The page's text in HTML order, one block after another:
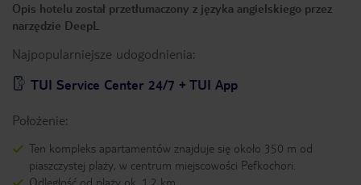
Opis hotelu został przetłumaczony z języka angielskiego przez
narzędzie DeepL
Najpopularniejsze udogodnienia:
TUI Service Center 24/7 + TUI App
Położenie:
Ten kompleks apartamentów znajduje się około 350 m od
piaszczystej plaży, w centrum miejscowości Pefkochori.
Odległość od plaży ok. 1,2 km